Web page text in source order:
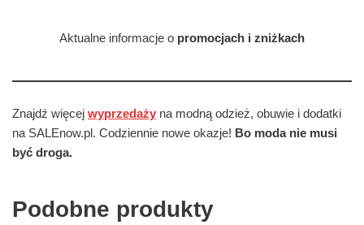
Aktualne informacje o promocjach i zniżkach
Znajdź więcej wyprzedaży na modną odzież, obuwie i dodatki
na SALEnow.pl. Codziennie nowe okazje! Bo moda nie musi
być droga.
Podobne produkty